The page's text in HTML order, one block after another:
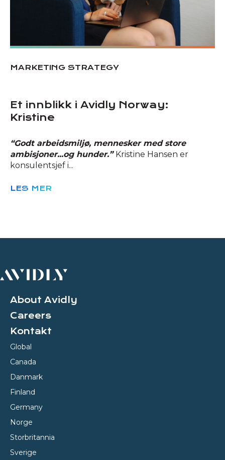
MARKETING STRATEGY
Et innblikk i Avidly Norway:
Kristine
“Godt arbeidsmiljø, mennesker med store
ambisjoner...og hunder.” Kristine Hansen er
konsulentsjef i...
LES MER
About Avidly
Careers
Kontakt
Global
Canada
Danmark
Finland
Germany
Norge
Storbritannia
Sverige